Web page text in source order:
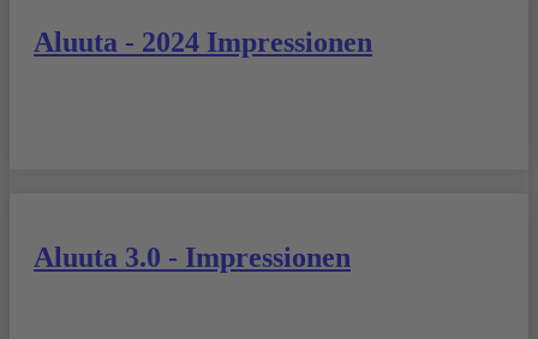
Aluuta - 2024 Impressionen
Aluuta 3.0 - Impressionen